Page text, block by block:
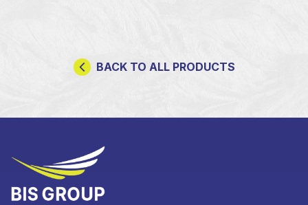
BACK TO ALL PRODUCTS